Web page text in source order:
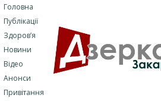
Головна
Публікації
Здоров’я
Новини
Відео
Анонси
Привітання